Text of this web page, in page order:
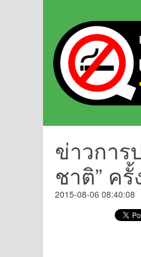
ข่าวการ
ชาติ” ค
2015-08-06 08:40:08